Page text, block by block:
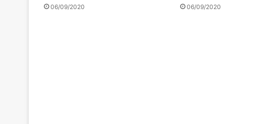
06/09/2020 06/09/2020